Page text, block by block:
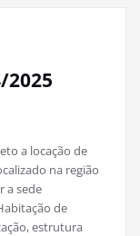
2025
a locação de
na região
a sede
de
estrutura